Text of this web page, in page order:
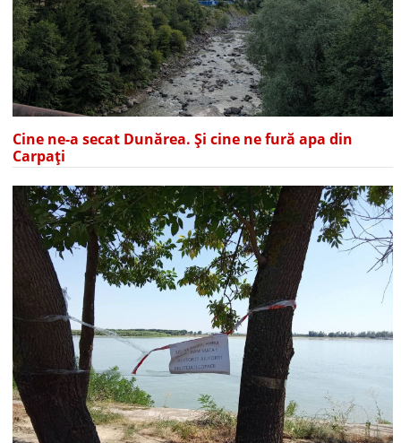
Cine ne-a secat Dunărea. Și cine ne fură apa din
Carpați